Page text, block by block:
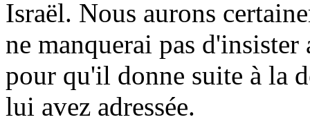
Israël. Nous aurons
ne manquerai pas
pour qu'il donne suite à la
lui avez adressée.